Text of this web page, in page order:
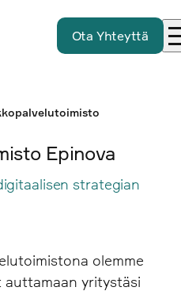
Ota Yhteyttä
Epinova
strategian
olemme
yritystäsi